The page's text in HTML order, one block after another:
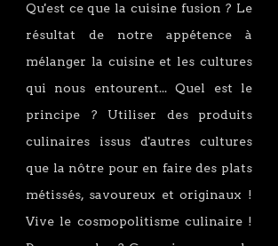
Qu'est ce que la cuisine fusion ? Le
résultat de notre appétence à
mélanger la cuisine et les cultures
qui nous entourent... Quel est le
principe ? Utiliser des produits
culinaires issus d'autres cultures
que la nôtre pour en faire des plats
métissés, savoureux et originaux !
Vive le cosmopolitisme culinaire !